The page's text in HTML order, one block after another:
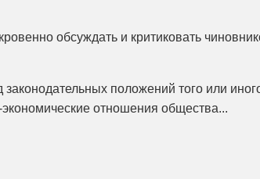
обсуждать и критиковать
законодательных положений того или
отношения общества...